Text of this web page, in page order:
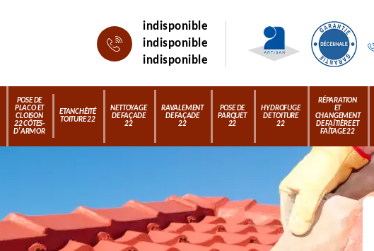
indisponible
indisponible
indisponible
POSE DE
PLACO ET
CLOISON
22 CÔTES-
D'ARMOR
ETANCHÉITÉ
TOITURE 22
NETTOYAGE
DE FAÇADE
22
RAVALEMENT
DE FAÇADE
22
POSE DE
PARQUET
22
HYDROFUGE
DE TOITURE
22
RÉPARATION
ET
CHANGEMENT
DE FAÎTIÈRE ET
FAÎTAGE 22